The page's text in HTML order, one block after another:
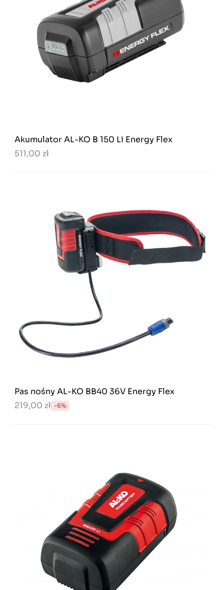
Akumulator AL-KO B 150 Li Energy Flex
511,00 zł
Pas nośny AL-KO BB40 36V Energy Flex
219,00 zł -6%